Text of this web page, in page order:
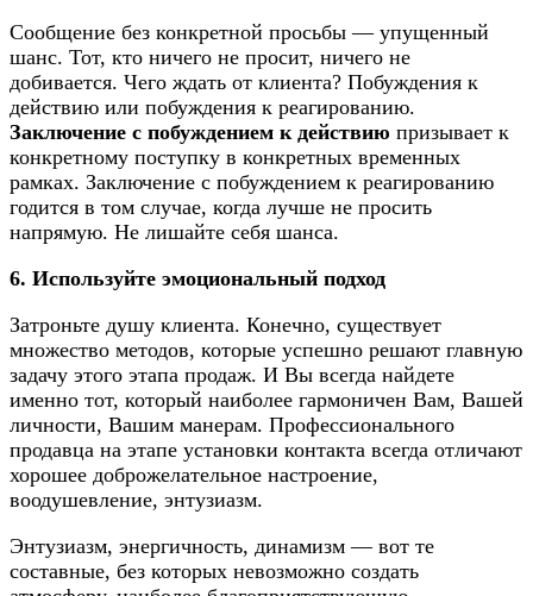
Сообщение без конкретной просьбы — упущенный
шанс. Тот, кто ничего не просит, ничего не
добивается. Чего ждать от клиента? Побуждения к
действию или побуждения к реагированию.
Заключение с побуждением к действию призывает к
конкретному поступку в конкретных временных
рамках. Заключение с побуждением к реагированию
годится в том случае, когда лучше не просить
напрямую. Не лишайте себя шанса.
6. Используйте эмоциональный подход
Затроньте душу клиента. Конечно, существует
множество методов, которые успешно решают главную
задачу этого этапа продаж. И Вы всегда найдете
именно тот, который наиболее гармоничен Вам, Вашей
личности, Вашим манерам. Профессионального
продавца на этапе установки контакта всегда отличают
хорошее доброжелательное настроение,
воодушевление, энтузиазм.
Энтузиазм, энергичность, динамизм — вот те
составные, без которых невозможно создать